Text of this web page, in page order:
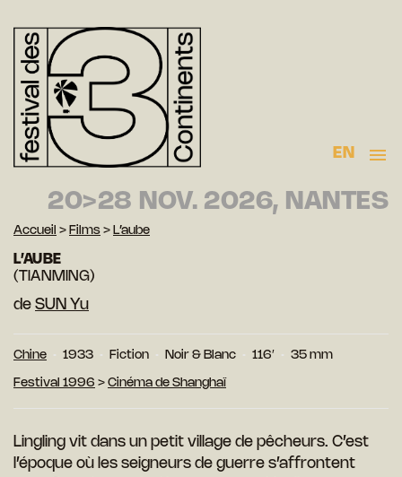
EN
20>28 NOV. 2026, NANTES
Accueil > Films > L’aube
L’AUBE
(TIANMING)
de SUN Yu
Chine 1933 Fiction Noir & Blanc 116′ 35 mm
Festival 1996 > Cinéma de Shanghaï
Lingling vit dans un petit village de pêcheurs. C’est
l’époque où les seigneurs de guerre s’affrontent